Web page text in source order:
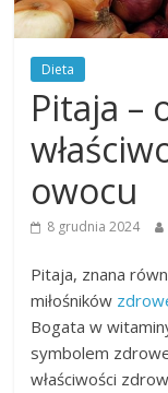
Dieta
Pitaja –
owocu
8 grudnia 2024
Pitaja, znana
miłośników
Bogata w
symbolem
właściwości